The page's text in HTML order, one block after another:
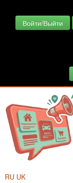
Войти/Выйти
RU UK